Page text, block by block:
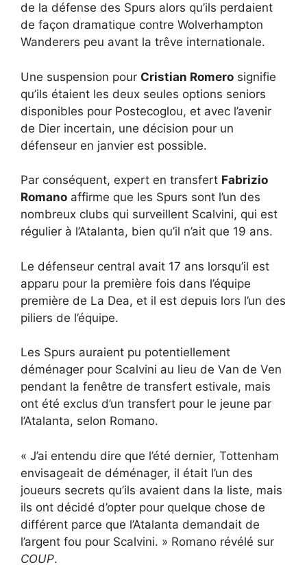
de la défense des Spurs alors qu’ils perdaient
de façon dramatique contre Wolverhampton
Wanderers peu avant la trêve internationale.
Une suspension pour Cristian Romero signifie
qu’ils étaient les deux seules options seniors
disponibles pour Postecoglou, et avec l’avenir
de Dier incertain, une décision pour un
défenseur en janvier est possible.
Par conséquent, expert en transfert Fabrizio
Romano affirme que les Spurs sont l’un des
nombreux clubs qui surveillent Scalvini, qui est
régulier à l’Atalanta, bien qu’il n’ait que 19 ans.
Le défenseur central avait 17 ans lorsqu’il est
apparu pour la première fois dans l’équipe
première de La Dea, et il est depuis lors l’un des
piliers de l’équipe.
Les Spurs auraient pu potentiellement
déménager pour Scalvini au lieu de Van de Ven
pendant la fenêtre de transfert estivale, mais
ont été exclus d’un transfert pour le jeune par
l’Atalanta, selon Romano.
« J’ai entendu dire que l’été dernier, Tottenham
envisageait de déménager, il était l’un des
joueurs secrets qu’ils avaient dans la liste, mais
ils ont décidé d’opter pour quelque chose de
différent parce que l’Atalanta demandait de
l’argent fou pour Scalvini. » Romano révélé sur
COUP.